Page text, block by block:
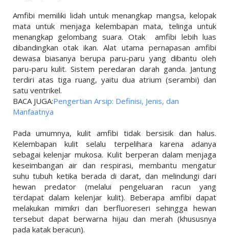
Amfibi memiliki lidah untuk menangkap mangsa, kelopak
mata untuk menjaga kelembapan mata, telinga untuk
menangkap gelombang suara. Otak
amfibi lebih luas
dibandingkan otak ikan. Alat utama pernapasan amfibi
dewasa biasanya berupa paru-paru yang dibantu oleh
paru-paru kulit. Sistem peredaran darah ganda. Jantung
terdiri atas tiga ruang, yaitu dua atrium (serambi) dan
satu ventrikel.
BACA JUGA:Pengertian Arsip: Definisi, Jenis, dan
Manfaatnya
Pada umumnya, kulit amfibi tidak bersisik dan halus.
Kelembapan kulit selalu terpelihara karena adanya
sebagai kelenjar mukosa. Kulit berperan dalam menjaga
keseimbangan air dan respirasi, membantu mengatur
suhu tubuh ketika berada di darat, dan melindungi dari
hewan predator (melalui pengeluaran racun yang
terdapat dalam kelenjar kulit). Beberapa amfibi dapat
melakukan mimikri dan berfluoreseri sehingga hewan
tersebut dapat berwarna hijau dan merah (khususnya
pada katak beracun).